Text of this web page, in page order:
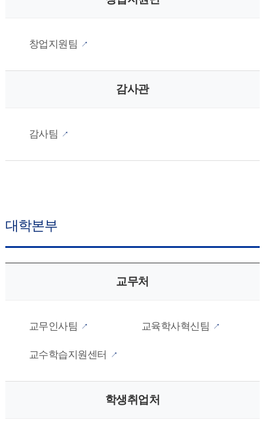
창업지원팀
감사관
감사팀
대학본부
교무처
교무인사팀 교육학사혁신팀
교수학습지원센터
학생취업처